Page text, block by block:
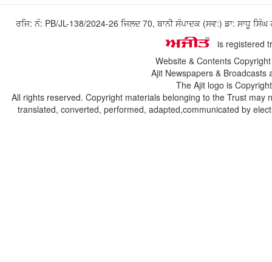
ਰਜਿ: ਨੰ: PB/JL-138/2024-26 ਜਿਲਦ 70, ਬਾਨੀ ਸੰਪਾਦਕ (ਸਵ:) ਡਾ: ਸਾਧੂ
is registered
Website & Contents
Ajit Newspapers &
The Ajit logo is
All rights reserved. Copyright materials belonging to the Trust
translated, converted, performed, adapted,communicated by